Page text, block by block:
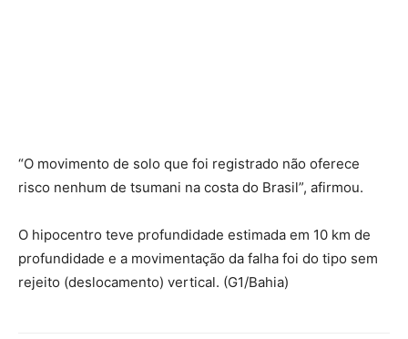
“O movimento de solo que foi registrado não oferece
risco nenhum de tsumani na costa do Brasil”, afirmou.
O hipocentro teve profundidade estimada em 10 km de
profundidade e a movimentação da falha foi do tipo sem
rejeito (deslocamento) vertical. (G1/Bahia)